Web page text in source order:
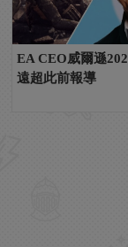
EA CEO威爾遜
遠超此前報導